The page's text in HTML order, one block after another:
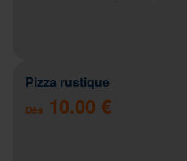
Pizza rustique
Dès 10.00 €